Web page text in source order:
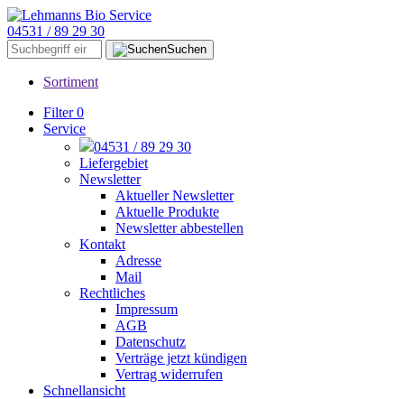
04531 / 89 29 30
Suchen
Sortiment
Filter 0
Service
04531 / 89 29 30
Liefergebiet
Newsletter
Aktueller Newsletter
Aktuelle Produkte
Newsletter abbestellen
Kontakt
Adresse
Mail
Rechtliches
Impressum
AGB
Datenschutz
Verträge jetzt kündigen
Vertrag widerrufen
Schnellansicht